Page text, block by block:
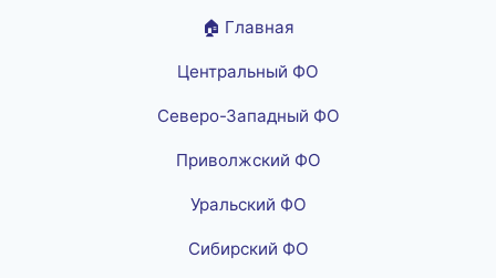
🏠 Главная
Центральный ФО
Северо-Западный ФО
Приволжский ФО
Уральский ФО
Сибирский ФО